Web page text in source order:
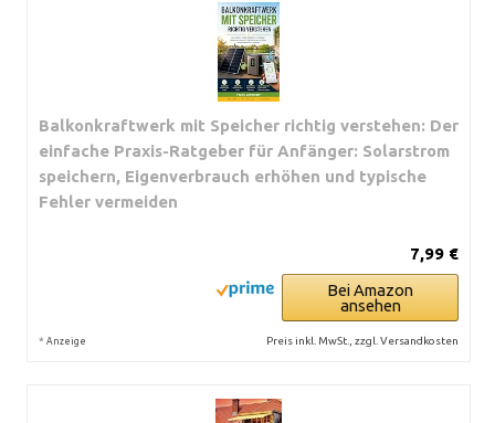
Balkonkraftwerk mit Speicher richtig verstehen: Der
einfache Praxis-Ratgeber für Anfänger: Solarstrom
speichern, Eigenverbrauch erhöhen und typische
Fehler vermeiden
7,99 €
Bei Amazon
ansehen
* Anzeige Preis inkl. MwSt., zzgl. Versandkosten